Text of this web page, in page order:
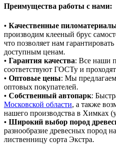
Преимущества работы с нами:
• Качественные
производим клееный брус
что позволяет нам
доступным ценам.
• Гарантия качества: Все наши
соответствуют ГОСТу и
• Оптовые цены: Мы
оптовых покупателей.
• Собственный автопарк:
Московской области, а также
нашего производства в Химках
• Широкий выбор пород
разнообразие древесных пород
лиственницу сорта Экстра.